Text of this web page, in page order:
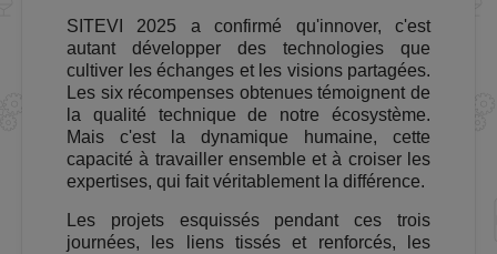
SITEVI 2025 a confirmé qu'innover, c'est
autant développer des technologies que
cultiver les échanges et les visions partagées.
Les six récompenses obtenues témoignent de
la qualité technique de notre écosystème.
Mais c'est la dynamique humaine, cette
capacité à travailler ensemble et à croiser les
expertises, qui fait véritablement la différence.
Les projets esquissés pendant ces trois
journées, les liens tissés et renforcés, les